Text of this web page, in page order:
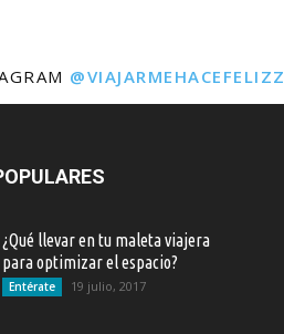
@VIAJARMEHACEFELIZZ
¿Qué llevar en tu maleta viajera
para optimizar el espacio?
Entérate 19 julio, 2017